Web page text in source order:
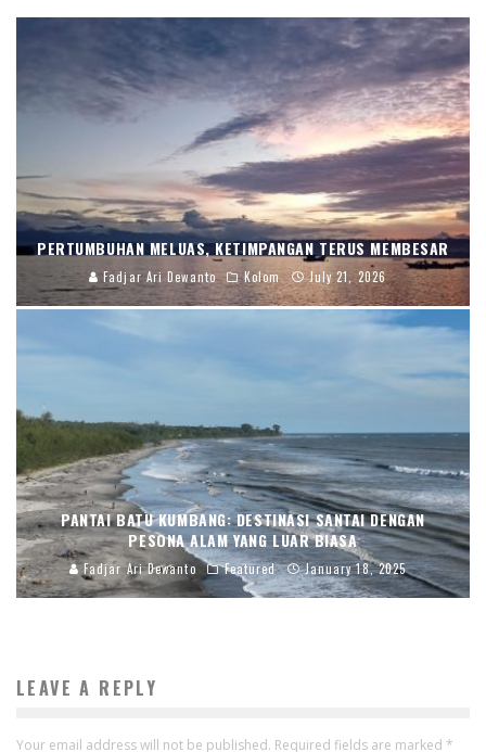
PERTUMBUHAN MELUAS, KETIMPANGAN TERUS MEMBESAR
Fadjar Ari Dewanto Kolom July 21, 2026
PANTAI BATU KUMBANG: DESTINASI SANTAI DENGAN
PESONA ALAM YANG LUAR BIASA
Fadjar Ari Dewanto Featured January 18, 2025
LEAVE A REPLY
Your email address will not be published. Required fields are marked *